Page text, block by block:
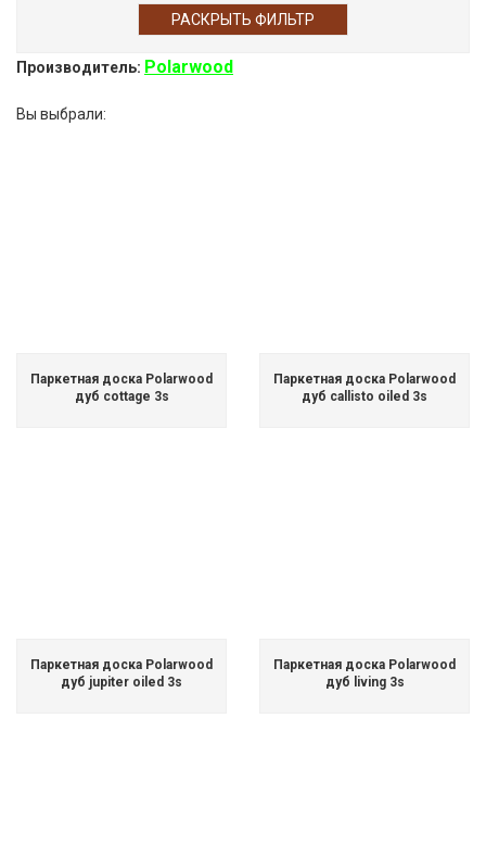
РАСКРЫТЬ ФИЛЬТР
Производитель Polarwood
Вы выбрали:
Паркетная доска Polarwood
дуб cottage 3s
Паркетная доска Polarwood
дуб callisto oiled 3s
Паркетная доска Polarwood
дуб jupiter oiled 3s
Паркетная доска Polarwood
дуб living 3s